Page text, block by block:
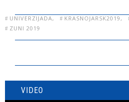
UNIVERZIJADA KRASNOJARSK2019
ZUNI 2019
VIDEO